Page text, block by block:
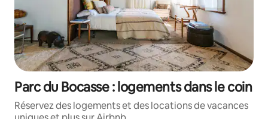
Parc du Bocasse : logements dans le coin
Réservez des logements et des locations de vacances